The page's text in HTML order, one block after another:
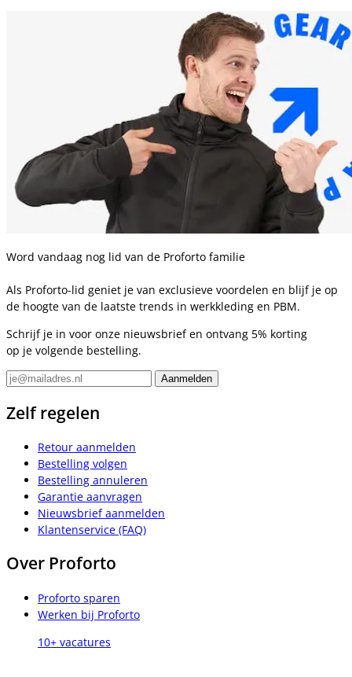
Word vandaag nog lid van de Proforto familie
Als Proforto-lid geniet je van exclusieve voordelen en blijf je op
de hoogte van de laatste trends in werkkleding en PBM.
Schrijf je in voor onze nieuwsbrief en ontvang 5% korting
op je volgende bestelling.
Zelf regelen
Retour aanmelden
Bestelling volgen
Bestelling annuleren
Garantie aanvragen
Nieuwsbrief aanmelden
Klantenservice (FAQ)
Over Proforto
Proforto sparen
Werken bij Proforto
10+ vacatures